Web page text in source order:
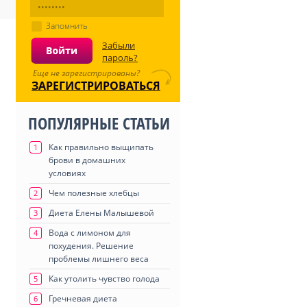
Запомнить
Забыли
пароль?
Еще не зарегистрированы?
ЗАРЕГИСТРИРОВАТЬСЯ
ПОПУЛЯРНЫЕ СТАТЬИ
1
Как правильно выщипать
брови в домашних
условиях
2 Чем полезные хлебцы
3 Диета Елены Малышевой
4
Вода с лимоном для
похудения. Решение
проблемы лишнего веса
5 Как утолить чувство голода
6 Гречневая диета